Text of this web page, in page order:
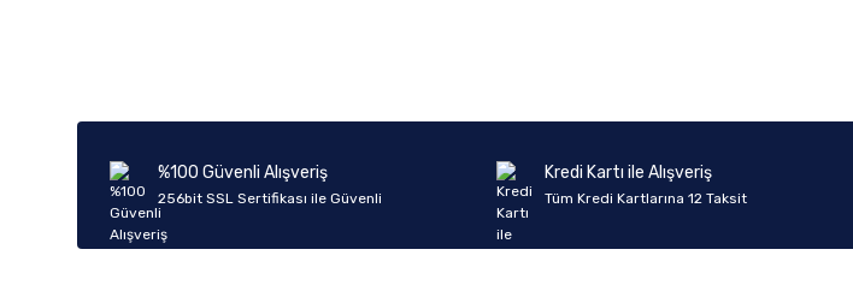
Ürün fiyatı diğer sitelerden daha pahalı.
Bu ürüne benzer farklı alternatifler olmalı.
%100 Güvenli Alışveriş
256bit SSL Sertifikası ile Güvenli
Kredi Kartı ile Alışveriş
Tüm Kredi Kartlarına 12 Taksit